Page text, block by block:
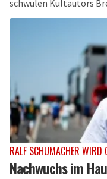
schwulen Kultautors
RALF SCHUMACHER WIRD
Nachwuchs im